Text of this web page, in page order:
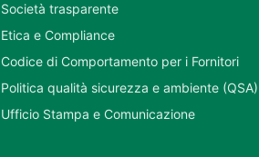
Società trasparente
Etica e Compliance
Codice di Comportamento per i Fornitori
Politica qualità sicurezza e ambiente (QSA)
Ufficio Stampa e Comunicazione